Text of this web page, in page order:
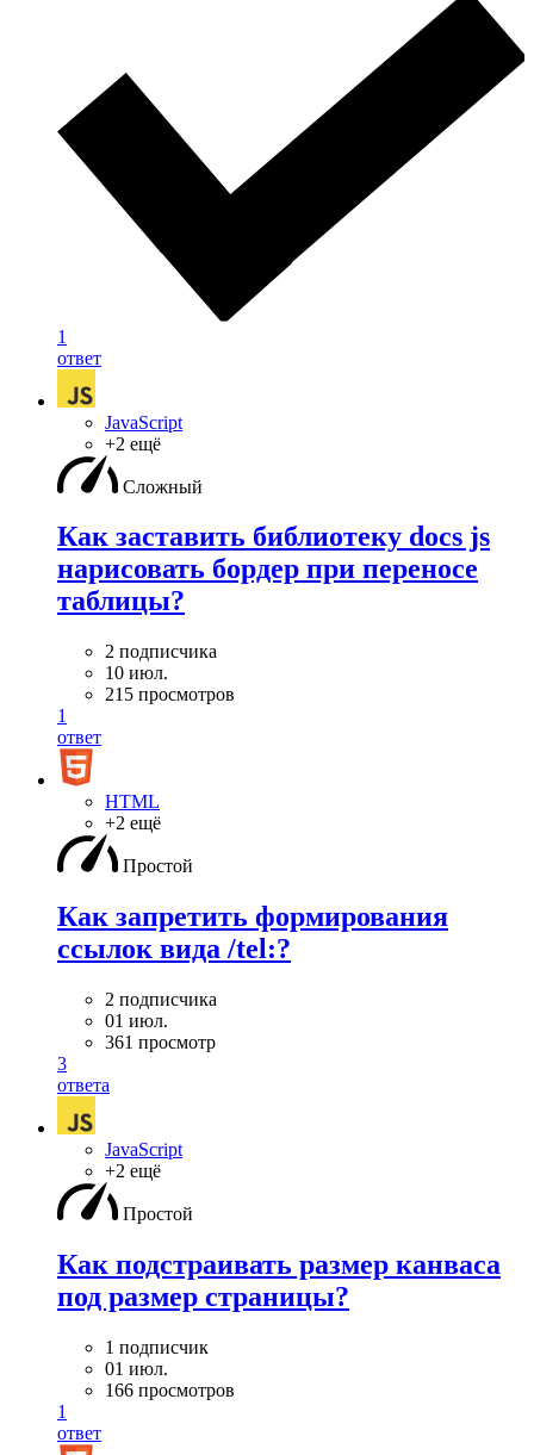
1
ответ
JavaScript
+2 ещё
Сложный
Как заставить библиотеку docs js
нарисовать бордер при переносе
таблицы?
2 подписчика
10 июл.
215 просмотров
1
ответ
HTML
+2 ещё
Простой
Как запретить формирования
ссылок вида /tel:?
2 подписчика
01 июл.
361 просмотр
3
ответа
JavaScript
+2 ещё
Простой
Как подстраивать размер канваса
под размер страницы?
1 подписчик
01 июл.
166 просмотров
1
ответ